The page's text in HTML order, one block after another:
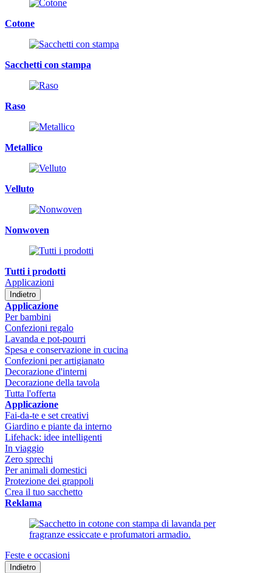
Cotone
Sacchetti con stampa
Raso
Metallico
Velluto
Nonwoven
Tutti i prodotti
Applicazioni
Indietro
Applicazione
Per bambini
Confezioni regalo
Lavanda e pot-pourri
Spesa e conservazione in cucina
Confezioni per artigianato
Decorazione d'interni
Decorazione della tavola
Tutta l'offerta
Applicazione
Fai-da-te e set creativi
Giardino e piante da interno
Lifehack: idee intelligenti
In viaggio
Zero sprechi
Per animali domestici
Protezione dei grappoli
Crea il tuo sacchetto
Reklama
Feste e occasioni
Indietro